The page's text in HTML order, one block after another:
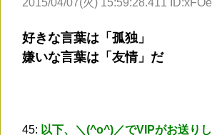
好きな言葉は「孤独」
嫌いな言葉は「友情」だ
45: 以下、＼(^o^)／でVIPがお送り